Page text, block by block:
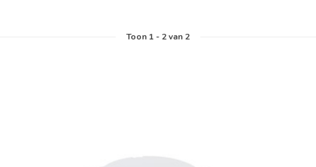
Toon 1- 2van 2